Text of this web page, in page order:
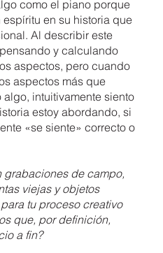
como el piano porque
en su historia que
Al describir este
y calculando
aspectos, pero cuando
aspectos más que
intuitivamente siento
estoy abordando, si
«se siente» correcto o
grabaciones de campo,
viejas y objetos
tu proceso creativo
que, por definición,
a fin?